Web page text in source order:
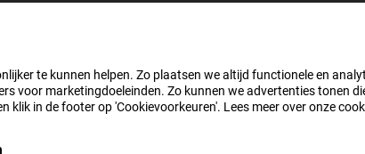
te kunnen helpen. Zo plaatsen we altijd functionele en
voor marketingdoeleinden. Zo kunnen we advertenties tonen
in de footer op 'Cookievoorkeuren'. Lees meer over onze